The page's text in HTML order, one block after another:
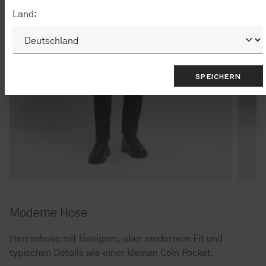
Moderne Hose
Herrenhose mit lässigem, aber modernem Fit und
typischen Details wie einer kleinen Coin Pocket.
Land:
SPEICHERN